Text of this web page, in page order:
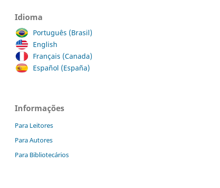
Idioma
Português (Brasil)
English
Français (Canada)
Español (España)
Informações
Para Leitores
Para Autores
Para Bibliotecários